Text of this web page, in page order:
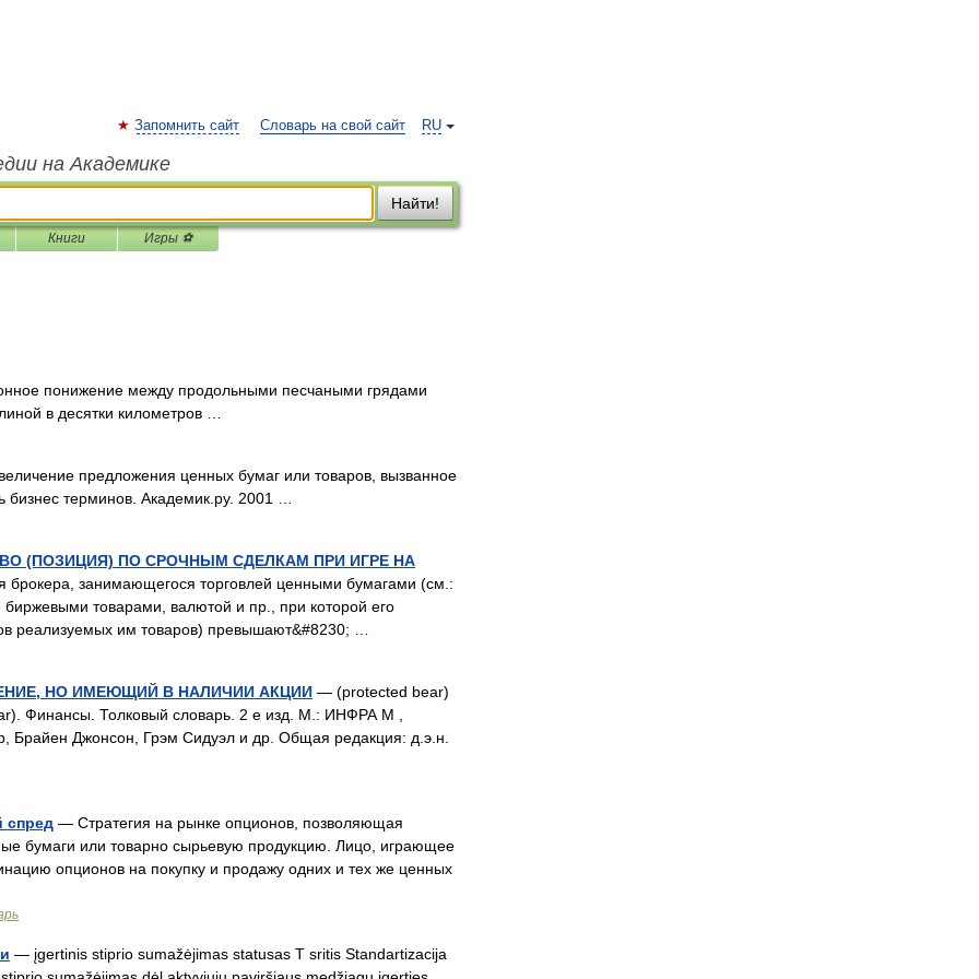
RU
Запомнить сайт Словарь на свой сайт
на Академике
Найти!
Книги Игры ⚽
понижение между продольными песчаными грядами
в десятки километров …
предложения ценных бумаг или товаров, вызванное
терминов. Академик.ру. 2001 …
(ПОЗИЦИЯ) ПО СРОЧНЫМ СДЕЛКАМ ПРИ ИГРЕ НА
занимающегося торговлей ценными бумагами (cм.:
товарами, валютой и пр., при которой его
реализуемых им товаров) превышают&#8230; …
НО ИМЕЮЩИЙ В НАЛИЧИИ АКЦИИ — (protected bear)
Финансы. Толковый словарь. 2 е изд. М.: ИНФРА М ,
Брайен Джонсон, Грэм Сидуэл и др. Общая редакция: д.э.н.
спред — Стратегия на рынке опционов, позволяющая
бумаги или товарно сырьевую продукцию. Лицо, играющее
опционов на покупку и продажу одних и тех же ценных
— įgertinis stiprio sumažėjimas statusas T sritis Standartizacija